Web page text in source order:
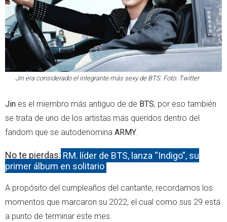
Jin era considerado el integrante más sexy de BTS. Foto: Twitter
Jin es el miembro más antiguo de de BTS, por eso también
se trata de uno de los artistas más queridos dentro del
fandom que se autodenomina ARMY.
No te pierdas: RM, líder de BTS, lanza “Indigo”, su
primer álbum en solitario
A propósito del cumpleaños del cantante, recordamos los
momentos que marcaron su 2022, el cual como sus 29 está
a punto de terminar este mes.